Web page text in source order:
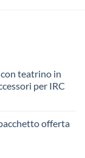
teatrino in
per IRC
offerta